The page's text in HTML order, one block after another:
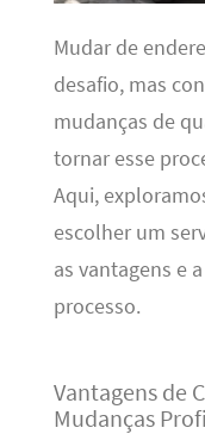
Mudar de
desafio, mas
mudanças de
tornar esse
Aqui,
escolher um
as vantagens e
processo.
Vantagens de
Mudanças